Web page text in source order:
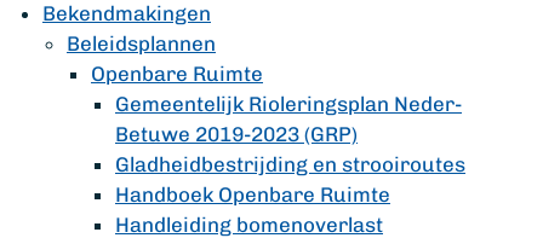
Bekendmakingen
Beleidsplannen
Openbare Ruimte
Gemeentelijk Rioleringsplan Neder-
Betuwe 2019-2023 (GRP)
Gladheidbestrijding en strooiroutes
Handboek Openbare Ruimte
Handleiding bomenoverlast